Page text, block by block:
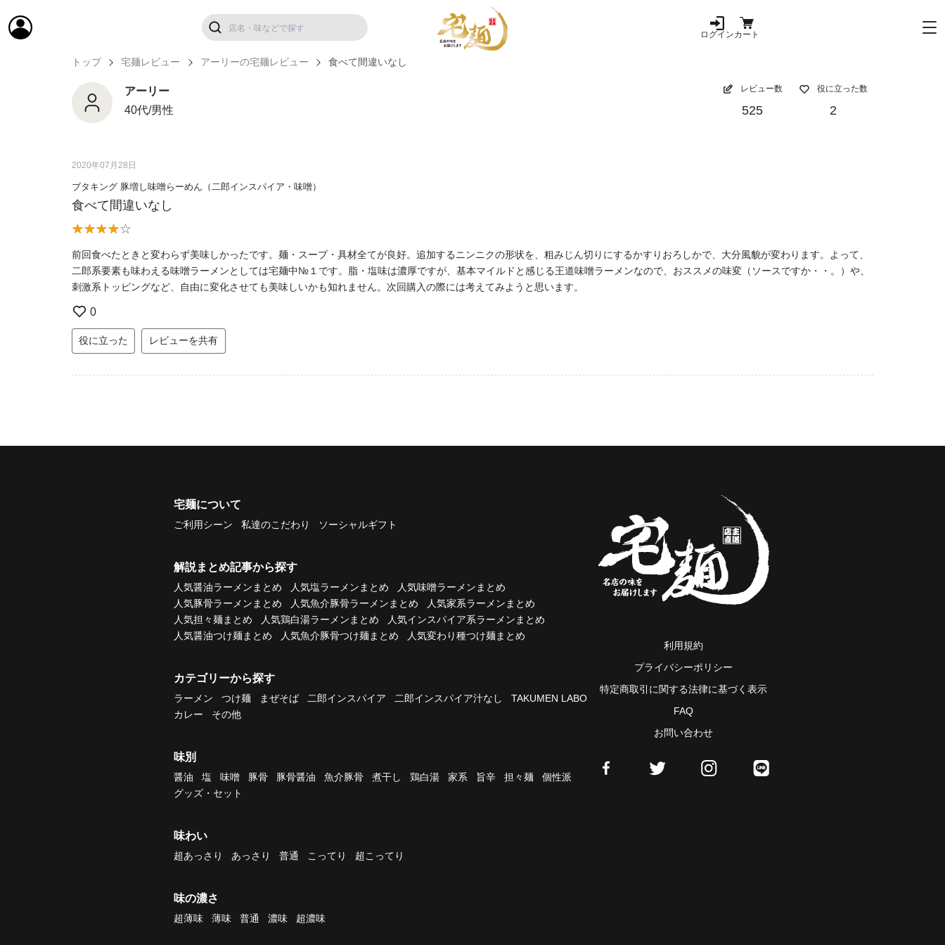
ログインカート
トップ 宅麺レビュー アーリーの宅麺レビュー 食べて間違いなし
アーリー
40代/男性
レビュー数
525
役に立った数
2
2020年07月28日
ブタキング 豚増し味噌らーめん（二郎インスパイア・味噌）
食べて間違いなし
前回食べたときと変わらず美味しかったです。麺・スープ・具材全てが良好。追加するニンニクの形状を、粗みじん切りにするかすりおろしかで、大分風貌が変わります。よって、
二郎系要素も味わえる味噌ラーメンとしては宅麺中№１です。脂・塩味は濃厚ですが、基本マイルドと感じる王道味噌ラーメンなので、おススメの味変（ソースですか・・。）や、
刺激系トッピングなど、自由に変化させても美味しいかも知れません。次回購入の際には考えてみようと思います。
0
役に立った レビューを共有
宅麺について
ご利用シーン 私達のこだわり ソーシャルギフト
解説まとめ記事から探す
人気醤油ラーメンまとめ 人気塩ラーメンまとめ
人気味噌ラーメンまとめ
人気豚骨ラーメンまとめ
人気魚介豚骨ラーメンまとめ
人気家系ラーメンまとめ
人気担々麺まとめ
人気鶏白湯ラーメンまとめ
人気インスパイア系ラーメンまとめ
人気醤油つけ麺まとめ
人気魚介豚骨つけ麺まとめ 人気変わり種つけ麺まとめ
カテゴリーから探す
ラーメン つけ麺 まぜそば 二郎インスパイア 二郎インスパイア汁なし
TAKUMEN LABO
カレー
その他
味別
醤油 塩 味噌 豚骨 豚骨醤油 魚介豚骨 煮干し 鶏白湯 家系 旨辛 担々麺
個性派
グッズ・セット
味わい
超あっさり あっさり 普通 こってり 超こってり
味の濃さ
超薄味 薄味 普通 濃味 超濃味
利用規約
プライバシーポリシー
特定商取引に関する法律に基づく表示
FAQ
お問い合わせ